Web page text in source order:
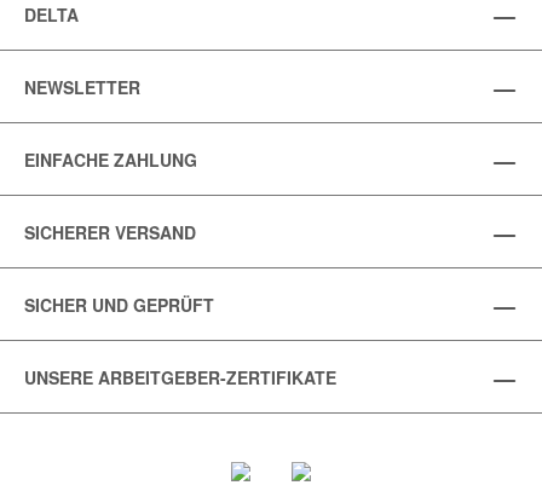
DELTA
NEWSLETTER
EINFACHE ZAHLUNG
SICHERER VERSAND
SICHER UND GEPRÜFT
UNSERE ARBEITGEBER-ZERTIFIKATE